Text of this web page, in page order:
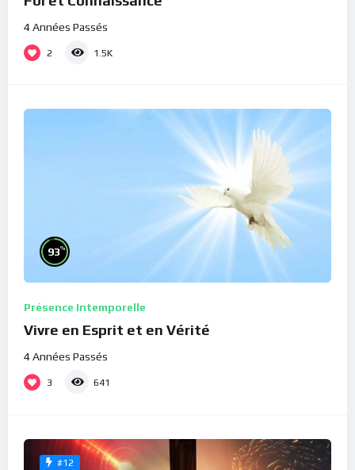
4 Années Passés
2 1.5K
93%
Présence Intemporelle
Vivre en Esprit et en Vérité
4 Années Passés
3 641
#12